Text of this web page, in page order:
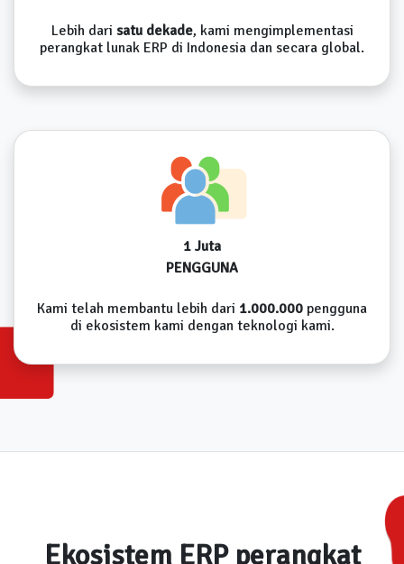
Lebih dari satu dekade, kami mengimplementasi
perangkat lunak ERP di Indonesia dan secara global.
1 Juta
PENGGUNA
Kami telah membantu lebih dari 1.000.000 pengguna
di ekosistem kami dengan teknologi kami.
Ekosistem ERP perangkat